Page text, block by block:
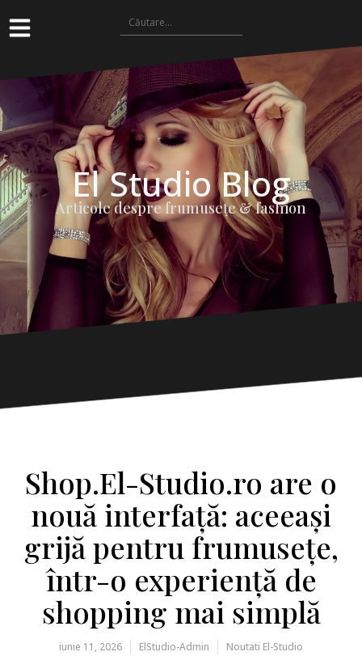
El Studio Blog
Articole despre frumuseţe & fashion
Shop.El-Studio.ro are o
nouă interfață: aceeași
grijă pentru frumusețe,
într-o experiență de
shopping mai simplă
iunie 11, 2026 ElStudio-Admin Noutati El-Studio